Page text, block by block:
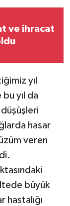
ve ihracat
yıl
yıl da
hasar
veren
büyük
hastalığı